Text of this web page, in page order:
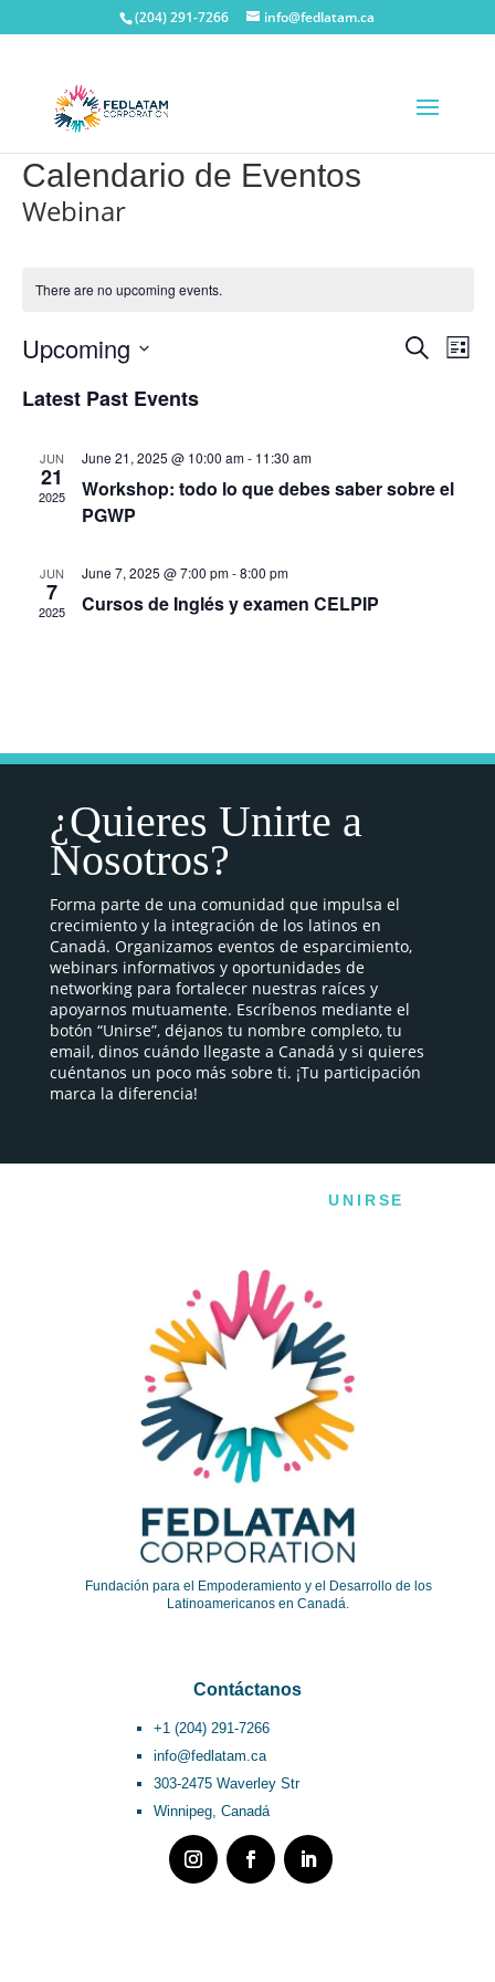
(204) 291-7266 info@fedlatam.ca
Calendario de Eventos
Webinar
There are no upcoming events.
Events
Search
List
Upcoming
date.
Latest Past Events
JUN
21
2025
June 21, 2025 @ 10:00 am- 11:30 am
Workshop: todo lo que debes saber sobre el
PGWP
JUN
7
2025
June 7, 2025 @ 7:00 pm-8:00 pm
Cursos de Inglés y examen CELPIP
¿Quieres Unirte a
Nosotros?
Forma parte de una comunidad que impulsa el
crecimiento y la integración de los latinos en
Canadá. Organizamos eventos de esparcimiento,
webinars informativos y oportunidades de
networking para fortalecer nuestras raíces y
apoyarnos mutuamente. Escríbenos mediante el
botón “Unirse”, déjanos tu nombre completo, tu
email, dinos cuándo llegaste a Canadá y si quieres
cuéntanos un poco más sobre ti. ¡Tu participación
marca la diferencia!
UNIRSE
Fundación para el Empoderamiento y el Desarrollo de los
Latinoamericanos en Canadá.
Contáctanos
+1 (204) 291-7266
info@fedlatam.ca
303-2475 Waverley Str
Winnipeg, Canadá